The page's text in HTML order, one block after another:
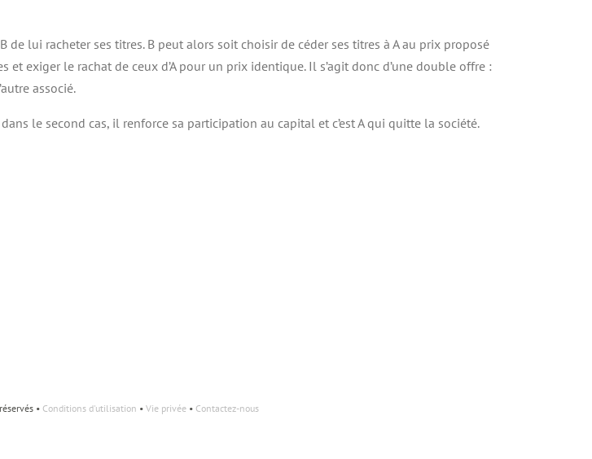
de lui racheter ses titres. B peut alors soit choisir de céder ses titres à A au prix proposé
exiger le rachat de ceux d’A pour un prix identique. Il s’agit donc d’une double offre :
associé.
le second cas, il renforce sa participation au capital et c’est A qui quitte la société.
• Conditions d'utilisation • Vie privée• Contactez-nous